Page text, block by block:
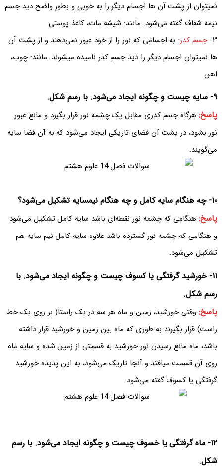
نمیتوان از پشت آن ها اجسام دیگر را به خوبی و بطور واضح دید جسم
نیمه شفاف گفته می‌شود. مانند: شیشه مات، کاغذ پوستی
۳- جسم کدر: به اجسامی که نور را از خود عبور نمی‌دهند و از پشت آن
ها نمیتوان اجسام دیگر را دید جسم کدر نامیده میشوند. مانند: چوب،
اهن
۹- سایه چیست و چگونه ایجاد می‌شود. با رسم شکل.
پاسخ: هرگاه جسم کدری مقابل یک چشمه نور قرار بگیرد و مانع عبور
نور بشود، در پشت آن فضای تاریکی ایجاد می‌شود که به آن فضا سایه
می‌‌گویند.
۱۰- چه هنگام سایه کامل و چه هنگام نیمسایه تشکیل می‌شود؟
پاسخ: هنگامی که چشمه نور نقطه‌ای باشد سایه کامل تشکیل می‌شود
و هنگامی که چشمه نور گسترده باشد علاوه سایه کامل نیم سایه هم
تشکیل می‌شود.
۱۱- خورشید گرفتگی یا کسوف چیست و چگونه ایجاد می‌شود. با
رسم شکل.
پاسخ: وقتی خورشید، زمین و ماه هر سه در یک راستا( بر روی یک خط
راست) قرار بگیرند به طوری که ماه بین زمین و خورشید قرار داشته
باشد، ماه مانع رسیدن نور خورشید به قسمتی از زمین شده و سایه ماه
روی آن قسمت میافتد و آنجا تاریک می‌شود، به این پدیده خورشید
گرفتگی یا کسوف گفته می‌شود.
۱۲- ماه گرفتگی یا خسوف چیست و چگونه ایجاد می‌شود. با رسم
شکل.